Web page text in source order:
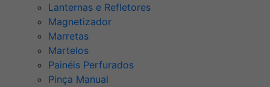
Lanternas e Refletores
Magnetizador
Marretas
Martelos
Painéis Perfurados
Pinça Manual